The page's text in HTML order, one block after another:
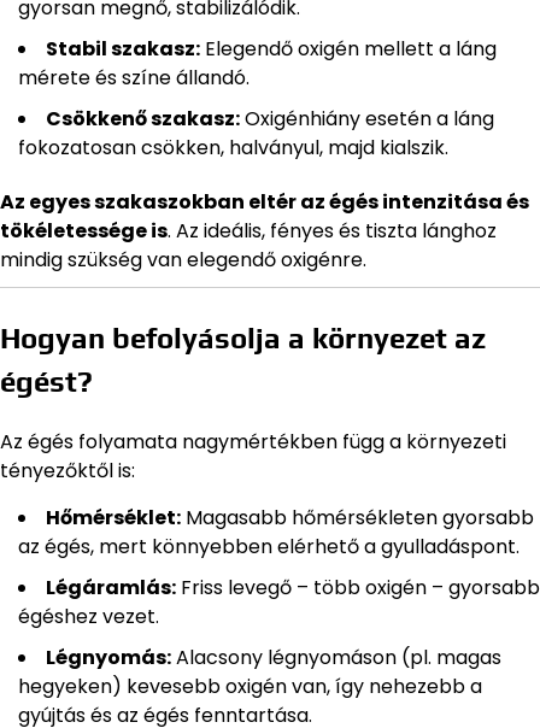
gyorsan megnő, stabilizálódik.
Stabil szakasz: Elegendő oxigén mellett a láng
mérete és színe állandó.
Csökkenő szakasz:Oxigénhiány esetén a láng
fokozatosan csökken, halványul, majd kialszik.
Az egyes szakaszokban eltér az égés intenzitása és
tökéletessége is. Az ideális, fényes és tiszta lánghoz
mindig szükség van elegendő oxigénre.
Hogyan befolyásolja a környezet az
égést?
Az égés folyamata nagymértékben függ a környezeti
tényezőktől is:
Hőmérséklet: Magasabb hőmérsékleten gyorsabb
az égés, mert könnyebben elérhető a gyulladáspont.
Légáramlás: Friss levegő – több oxigén – gyorsabb
égéshez vezet.
Légnyomás:Alacsony légnyomáson (pl. magas
hegyeken) kevesebb oxigén van, így nehezebb a
gyújtás és az égés fenntartása.